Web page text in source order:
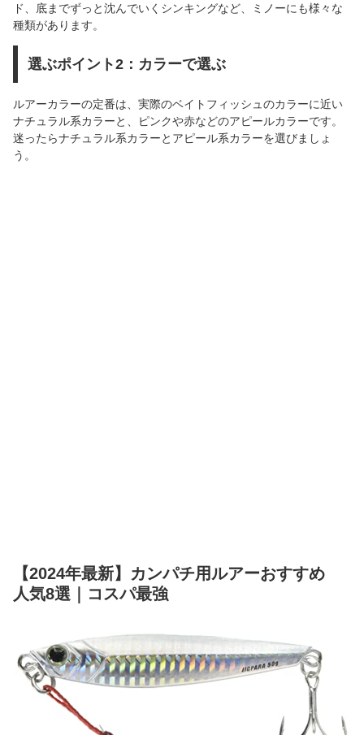
ド、底までずっと沈んでいくシンキングなど、ミノーにも様々な
種類があります。
選ぶポイント2：カラーで選ぶ
ルアーカラーの定番は、実際のベイトフィッシュのカラーに近い
ナチュラル系カラーと、ピンクや赤などのアピールカラーです。
迷ったらナチュラル系カラーとアピール系カラーを選びましょ
う。
【2024年最新】カンパチ用ルアーおすすめ
人気8選｜コスパ最強